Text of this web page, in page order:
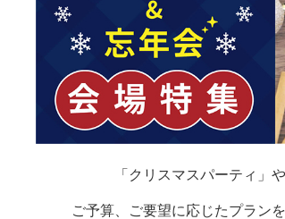
「クリスマスパーティ」
ご予算、ご要望に応じたプラン